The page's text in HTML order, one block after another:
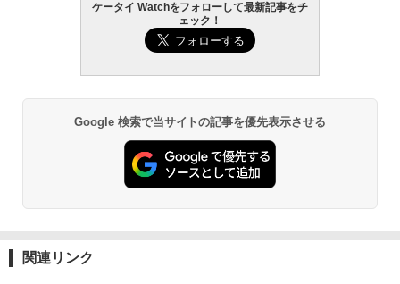
ケータイ Watchをフォローして最新記事をチ
ェック！
Google 検索で当サイトの記事を優先表示させる
関連リンク